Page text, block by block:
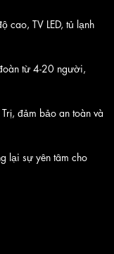
cao, TV LED, tủ lạnh
từ 4-20 người,
đảm bảo an toàn và
lại sự yên tâm cho